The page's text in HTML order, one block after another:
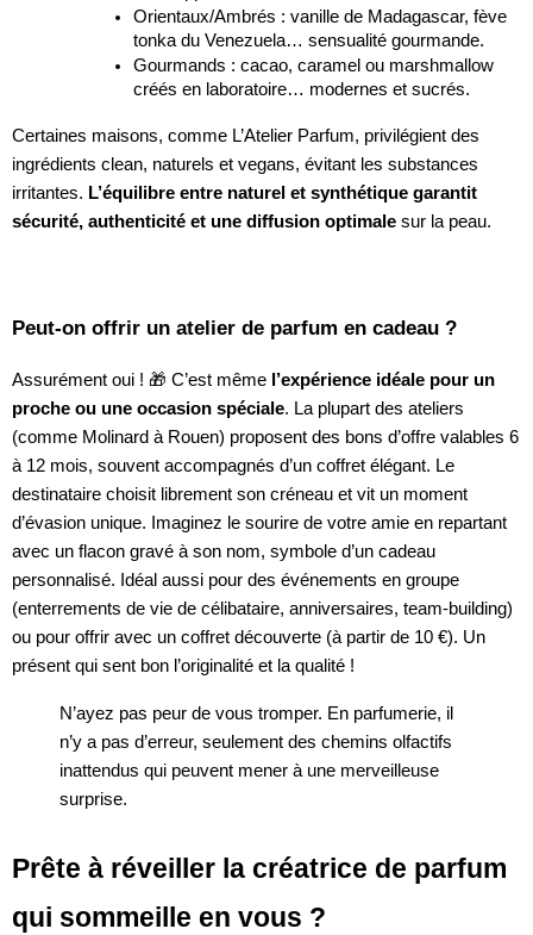
Orientaux/Ambrés : vanille de Madagascar, fève
tonka du Venezuela… sensualité gourmande.
Gourmands : cacao, caramel ou marshmallow
créés en laboratoire… modernes et sucrés.
Certaines maisons, comme L’Atelier Parfum, privilégient des
ingrédients clean, naturels et vegans, évitant les substances
irritantes. L’équilibre entre naturel et synthétique garantit
sécurité, authenticité et une diffusion optimale sur la peau.
Peut-on offrir un atelier de parfum en cadeau ?
Assurément oui ! 🎁 C’est même l’expérience idéale pour un
proche ou une occasion spéciale. La plupart des ateliers
(comme Molinard à Rouen) proposent des bons d’offre valables 6
à 12 mois, souvent accompagnés d’un coffret élégant. Le
destinataire choisit librement son créneau et vit un moment
d’évasion unique. Imaginez le sourire de votre amie en repartant
avec un flacon gravé à son nom, symbole d’un cadeau
personnalisé. Idéal aussi pour des événements en groupe
(enterrements de vie de célibataire, anniversaires, team-building)
ou pour offrir avec un coffret découverte (à partir de 10 €). Un
présent qui sent bon l’originalité et la qualité !
N’ayez pas peur de vous tromper. En parfumerie, il
n’y a pas d’erreur, seulement des chemins olfactifs
inattendus qui peuvent mener à une merveilleuse
surprise.
Prête à réveiller la créatrice de parfum
qui sommeille en vous ?